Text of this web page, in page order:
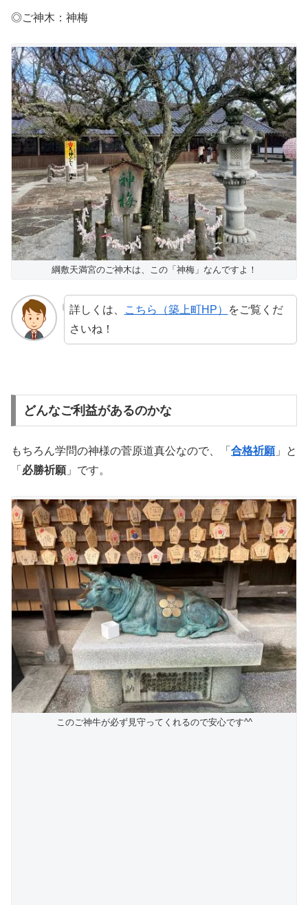
◎ご神木：神梅
綱敷天満宮のご神木は、この「神梅」なんですよ！
詳しくは、 こちら（築上町HP）
をご覧くだ
さいね！
どんなご利益があるのかな
もちろん学問の神様の菅原道真公なので、「 合格祈願 」と
「 必勝祈願 」です。
このご神牛が必ず見守ってくれるので安心です^^